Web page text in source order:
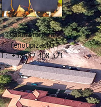
Laboratorij za
fenotipizaciju
T: +38552 408 321